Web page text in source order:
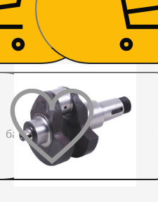
1 980
До
бажаного